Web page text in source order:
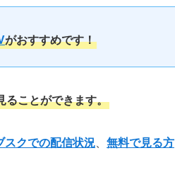
がおすすめです！
ことができます。
スクでの配信状況、 無料で見る方